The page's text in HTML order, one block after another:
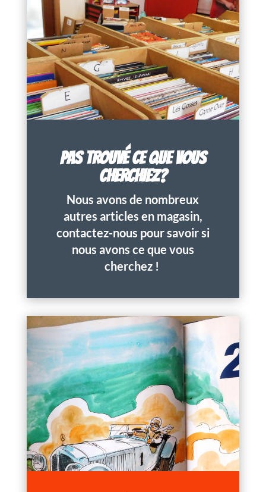
PAS TROUVÉ CE QUE VOUS
CHERCHIEZ?
Nous avons de nombreux
autres articles en magasin,
contactez-nous pour savoir si
nous avons ce que vous
cherchez !